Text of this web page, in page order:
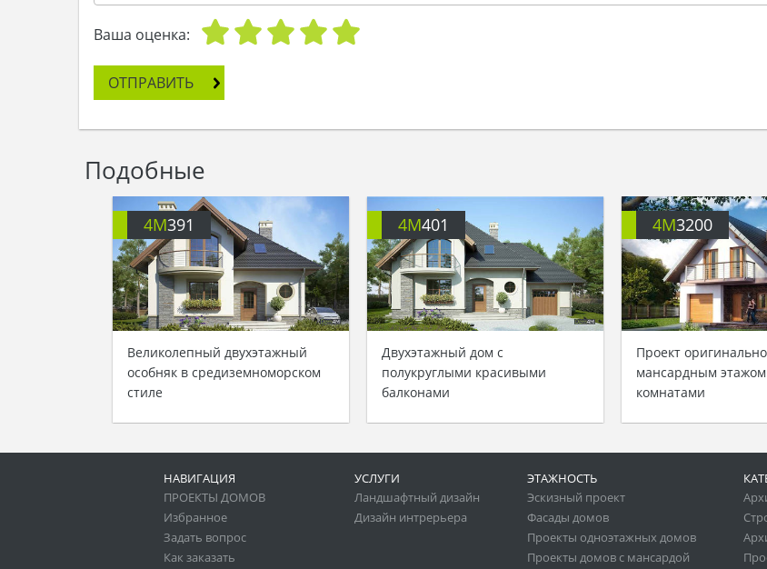
Ваша оценка:
ОТПРАВИТЬ
Подобные
4M391
Великолепный двухэтажный
особняк в средиземноморском
стиле
4M401
Двухэтажный дом с
полукруглыми красивыми
балконами
4M3200
Проект
мансардным
комнатами
НАВИГАЦИЯ
ПРОЕКТЫ ДОМОВ
Избранное
Задать вопрос
Как заказать
УСЛУГИ
Ландшафтный дизайн
Дизайн интрерьера
ЭТАЖНОСТЬ
Эскизный проект
Фасады домов
Проекты одноэтажных домов
Проекты домов с мансардой